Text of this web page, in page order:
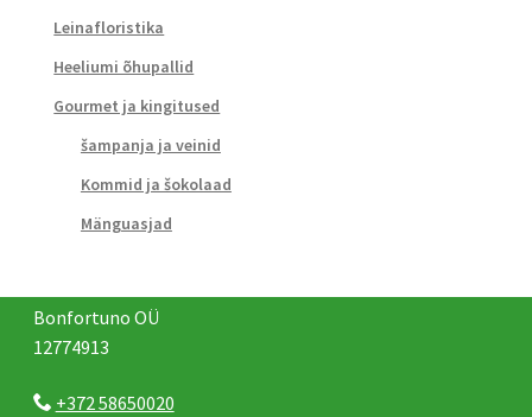
Leinafloristika
Heeliumi õhupallid
Gourmet ja kingitused
šampanja ja veinid
Kommid ja šokolaad
Mänguasjad
Bonfortuno OÜ
12774913
+372 58650020